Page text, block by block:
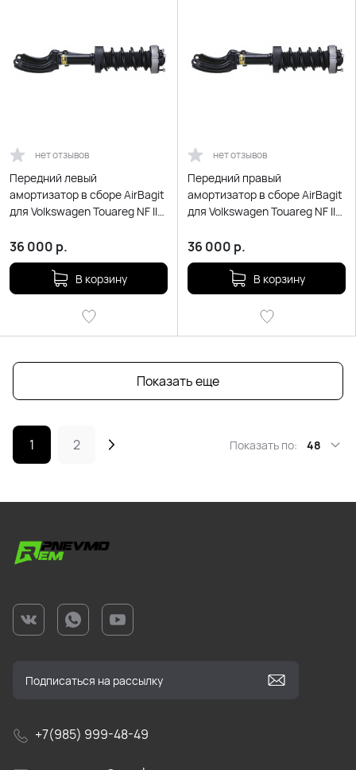
нет отзывов
Передний левый
амортизатор в сборе AirBagit
для Volkswagen Touareg NF II
36 000 р.
В корзину
нет отзывов
Передний правый
амортизатор в сборе AirBagit
для Volkswagen Touareg NF II
36 000 р.
В корзину
Показать еще
1 2 Показать по: 48
+7(985) 999-48-49